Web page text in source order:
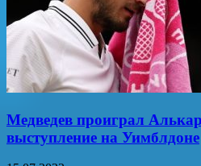
Медведев проиграл
выступление на Уимблдоне